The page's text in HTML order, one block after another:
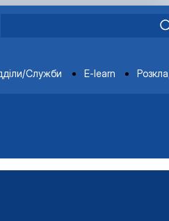
Служби E-learn